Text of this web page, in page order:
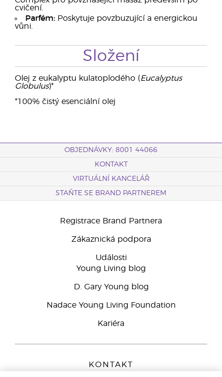
cvičení.
Parfém: Poskytuje povzbuzující a energickou
vůni.
Složení
Olej z eukalyptu kulatoplodého (Eucalyptus
Globulus)*
*100% čistý esenciální olej
OBJEDNÁVKY: 8001 44066
KONTAKT
VIRTUÁLNÍ KANCELÁŘ
STAŇTE SE BRAND PARTNEREM
Registrace Brand Partnera
Zákaznická podpora
Události
Young Living blog
D. Gary Young blog
Nadace Young Living Foundation
Kariéra
KONTAKT